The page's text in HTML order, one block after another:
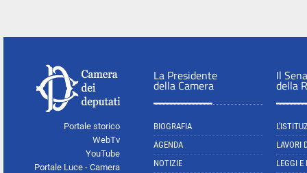
Portale storico
WebTv
YouTube
Portale Luce - Camera
La Presidente
della Camera
BIOGRAFIA
AGENDA
NOTIZIE
Il
della
LAVORI
LEGGI E